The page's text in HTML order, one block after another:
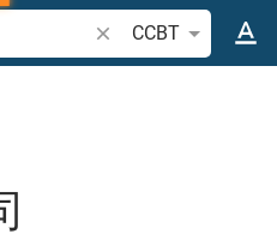
搜索圣经经文或单词
CCBT